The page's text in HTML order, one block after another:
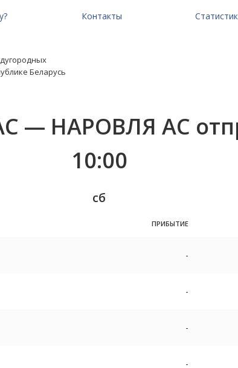
Контакты
Беларусь
— НАРОВЛЯ АС
10:00
сб
ПРИБЫТИЕ
-
-
-
-